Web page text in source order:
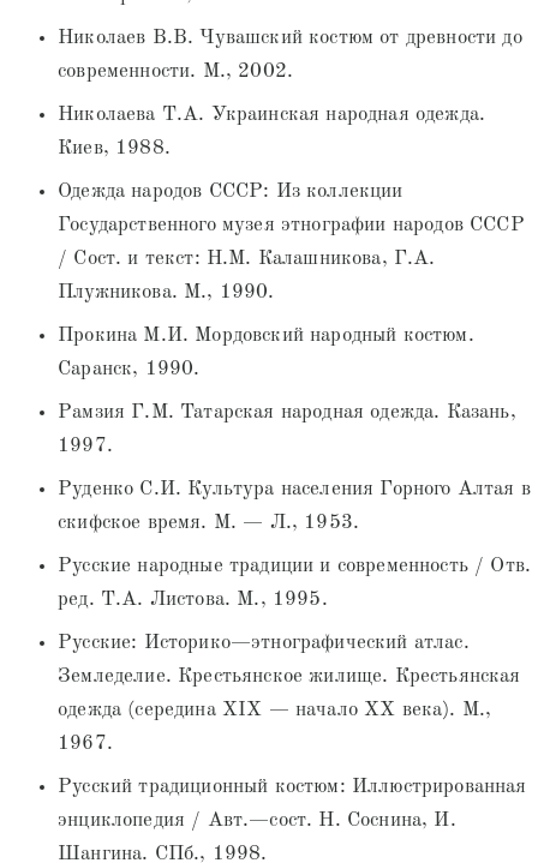
Николаев В.В. Чувашский костюм от древности до
современности. М., 2002.
Николаева Т.А. Украинская народная одежда.
Киев, 1988.
Одежда народов СССР: Из коллекции
Государственного музея этнографии народов СССР
/ Сост. и текст: Н.М. Калашникова, Г.А.
Плужникова. М., 1990.
Прокина М.И. Мордовский народный костюм.
Саранск, 1990.
Рамзия Г.М. Татарская народная одежда. Казань,
1997.
Руденко С.И. Культура населения Горного Алтая в
скифское время. М. — Л., 1953.
Русские народные традиции и современность / Отв.
ред. Т.А. Листова. М., 1995.
Русские: Историко—этнографический атлас.
Земледелие. Крестьянское жилище. Крестьянская
одежда (середина XIX — начало XX века). М.,
1967.
Русский традиционный костюм: Иллюстрированная
энциклопедия / Авт.—сост. Н. Соснина, И.
Шангина. СПб., 1998.